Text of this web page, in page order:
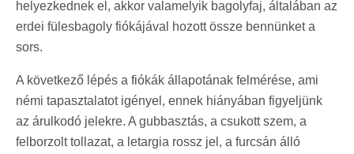
helyezkednek el, akkor valamelyik bagolyfaj, általában az
erdei fülesbagoly fiókájával hozott össze bennünket a
sors.
A következő lépés a fiókák állapotának felmérése, ami
némi tapasztalatot igényel, ennek hiányában figyeljünk
az árulkodó jelekre. A gubbasztás, a csukott szem, a
felborzolt tollazat, a letargia rossz jel, a furcsán álló